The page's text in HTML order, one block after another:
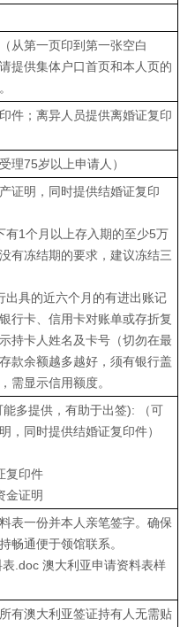
从第一页印到第一张空白
提供集体户口首页和本人页的
件；离异人员提供离婚证复印
理75岁以上申请人）
证明，同时提供结婚证复印
有1个月以上存入期的至少5万
有冻结期的要求，建议冻结三
出具的近六个月的有进出账记
行卡、信用卡对账单或存折复
持卡人姓名及卡号（切勿在最
款余额越多越好，须有银行盖
需显示信用额度。
多提供，有助于出签): （可
，同时提供结婚证复印件）
复印件
金证明
表一份并本人亲笔签字。确保
畅通便于领馆联系。
.doc 澳大利亚申请资料表样
有澳大利亚签证持有人无需贴